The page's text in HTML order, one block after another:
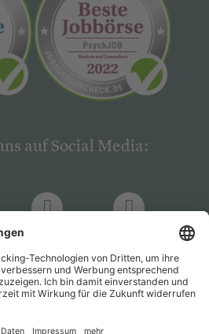
auf Social Media:
Hogrefe
Verlag
Hogrefe
Verlag